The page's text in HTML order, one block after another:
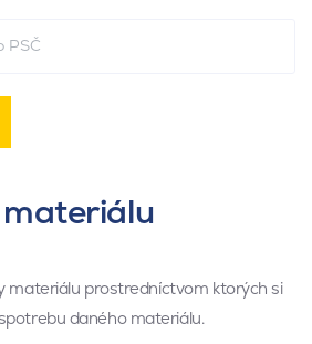
materiálu prostredníctvom ktorých si
daného materiálu.